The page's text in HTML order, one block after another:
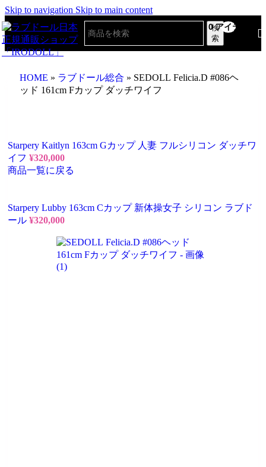
Skip to navigation Skip to main content
検
索
0アイテム
HOME » ラブドール総合 » SEDOLL Felicia.D #086ヘ
ッド 161cm Fカップ ダッチワイフ
Starpery Kaitlyn 163cm Gカップ 人妻 フルシリコン ダッチワ
イフ ¥320,000
商品一覧に戻る
Starpery Lubby 163cm Cカップ 新体操女子 シリコン ラブド
ール ¥320,000